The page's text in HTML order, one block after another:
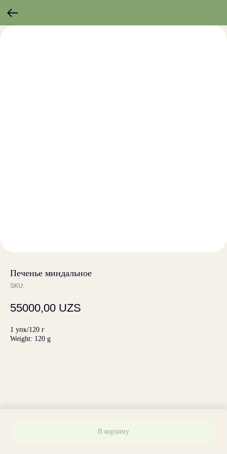
Печенье миндальное
SKU:
55000,00 UZS
В корзину
1 упк/120 г
Weight: 120 g